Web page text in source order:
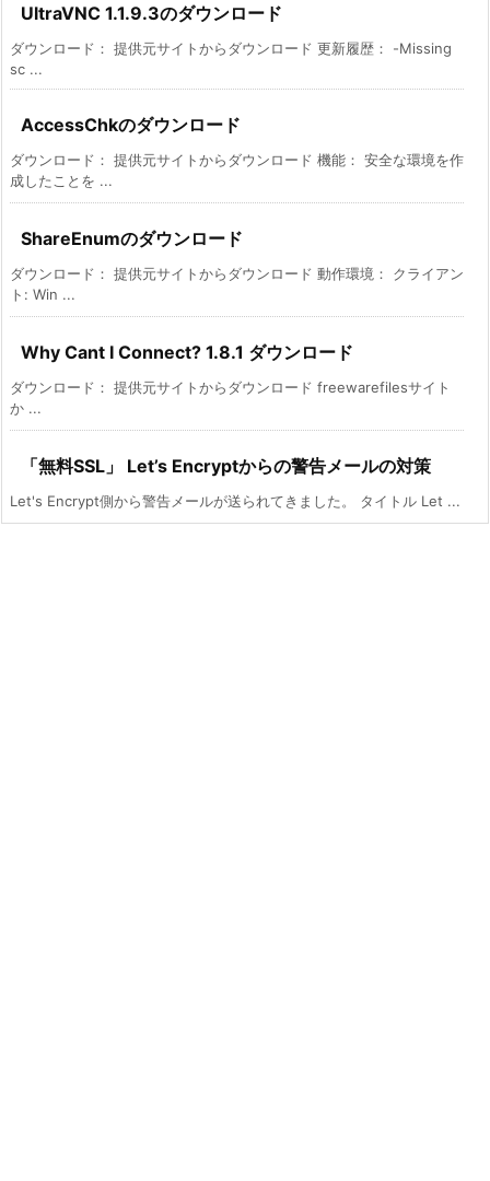
UltraVNC 1.1.9.3のダウンロード
ダウンロード： 提供元サイトからダウンロード 更新履歴： -Missing
sc ...
AccessChkのダウンロード
ダウンロード： 提供元サイトからダウンロード 機能： 安全な環境を作
成したことを ...
ShareEnumのダウンロード
ダウンロード： 提供元サイトからダウンロード 動作環境： クライアン
ト: Win ...
Why Cant I Connect? 1.8.1 ダウンロード
ダウンロード： 提供元サイトからダウンロード freewarefilesサイト
か ...
「無料SSL」 Let’s Encryptからの警告メールの対策
Let's Encrypt側から警告メールが送られてきました。 タイトル Let ...